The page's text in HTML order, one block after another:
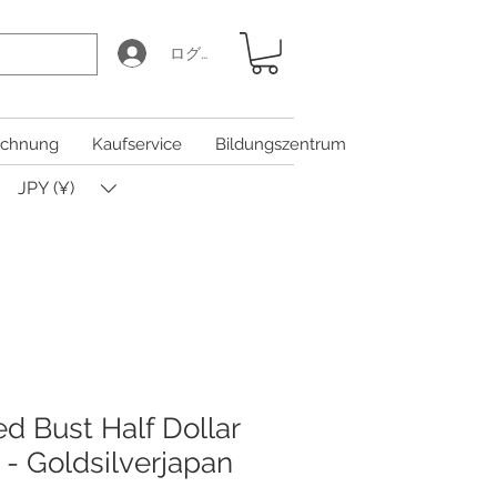
ログイン
Kaufservice Bildungszentrum
JPY (¥)
Bust Half Dollar
- Goldsilverjapan